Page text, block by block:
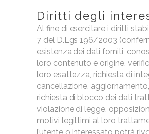
Diritti degli
Al fine di esercitare i diritti
7 del D.Lgs 196/2003
esistenza dei dati forniti,
loro contenuto e origine,
loro esattezza, richiesta di
cancellazione,
richiesta di blocco dei dati
violazione di legge,
motivi legittimi al loro
l’utente o interessato potrà